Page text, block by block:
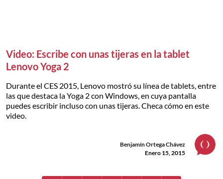
Video: Escribe con unas tijeras en la tablet
Lenovo Yoga 2
Durante el CES 2015, Lenovo mostró su línea de tablets, entre
las que destaca la Yoga 2 con Windows, en cuya pantalla
puedes escribir incluso con unas tijeras. Checa cómo en este
video.
Benjamín Ortega Chávez
Enero 15, 2015